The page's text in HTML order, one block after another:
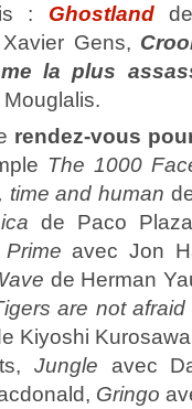
: Ghostlandde
Gens,
la plus
rendez-vous
The 1000
time and human
de Paco
avec Jon
de Herman
are not afraid
Kiyoshi
Jungle avec
Gringo